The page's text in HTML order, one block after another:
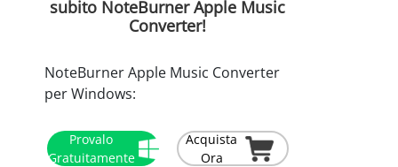
subito NoteBurner Apple Music
Converter!
NoteBurner Apple Music Converter
per Windows:
Provalo
Gratuitamente
Acquista
Ora